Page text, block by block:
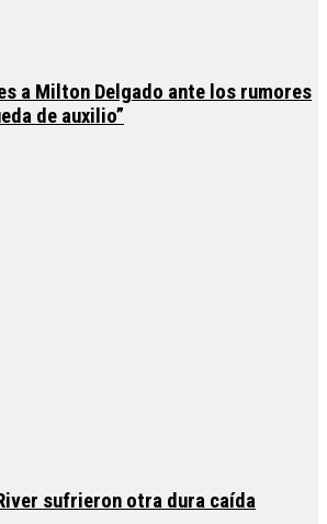
a Milton Delgado ante los rumores
de auxilio”
sufrieron otra dura caída